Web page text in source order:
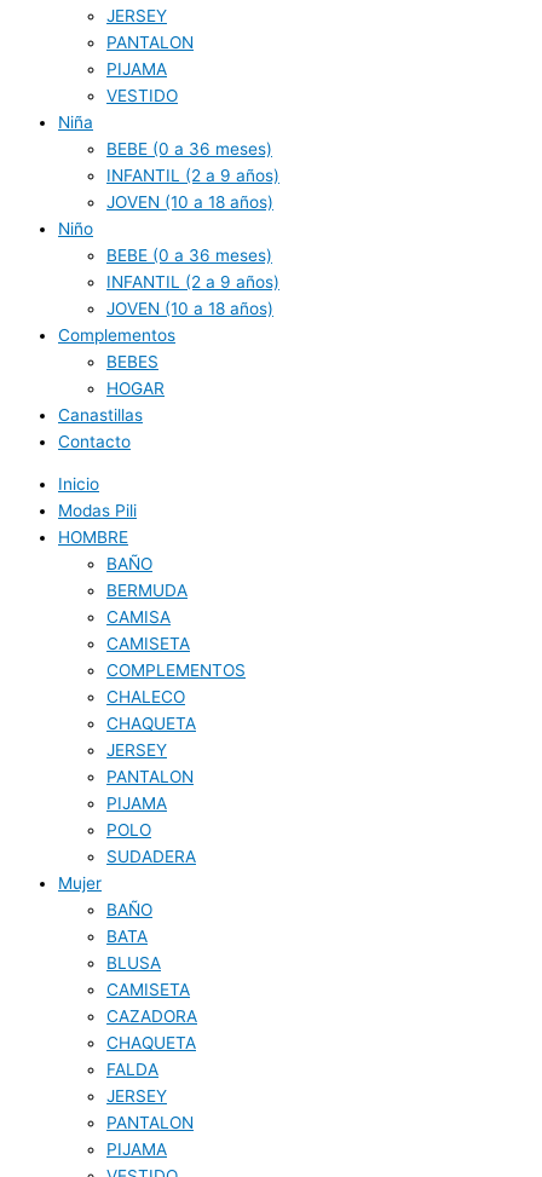
JERSEY
PANTALON
PIJAMA
VESTIDO
Niña
BEBE (0 a 36 meses)
INFANTIL (2 a 9 años)
JOVEN (10 a 18 años)
Niño
BEBE (0 a 36 meses)
INFANTIL (2 a 9 años)
JOVEN (10 a 18 años)
Complementos
BEBES
HOGAR
Canastillas
Contacto
Inicio
Modas Pili
HOMBRE
BAÑO
BERMUDA
CAMISA
CAMISETA
COMPLEMENTOS
CHALECO
CHAQUETA
JERSEY
PANTALON
PIJAMA
POLO
SUDADERA
Mujer
BAÑO
BATA
BLUSA
CAMISETA
CAZADORA
CHAQUETA
FALDA
JERSEY
PANTALON
PIJAMA